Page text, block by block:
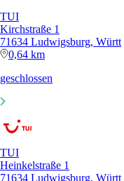
TUI
Kirchstraße 1
71634 Ludwigsburg, Württ
0,64 km
geschlossen
TUI
Heinkelstraße 1
71634 Ludwigsburg, Württ